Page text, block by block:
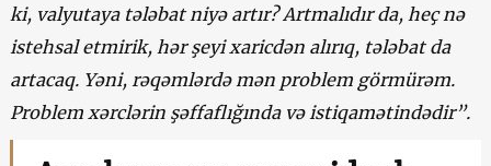
ki, valyutaya tələbat niyə artır? Artmalıdır da, heç nə
istehsal etmirik, hər şeyi xaricdən alırıq, tələbat da
artacaq. Yəni, rəqəmlərdə mən problem görmürəm.
Problem xərclərin şəffaflığında və istiqamətindədir”.